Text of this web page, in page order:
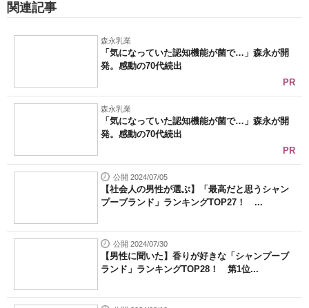
関連記事
森永乳業
「気になっていた認知機能が菌で…」森永が開
発。感動の70代続出
PR
森永乳業
「気になっていた認知機能が菌で…」森永が開
発。感動の70代続出
PR
公開 2024/07/05
【社会人の男性が選ぶ】「最高だと思うシャン
プーブランド」ランキングTOP27！ ...
公開 2024/07/30
【男性に聞いた】香りが好きな「シャンプーブ
ランド」ランキングTOP28！ 第1位...